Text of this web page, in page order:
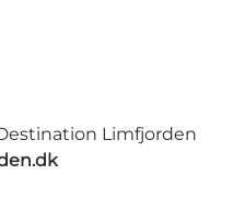
Limfjorden